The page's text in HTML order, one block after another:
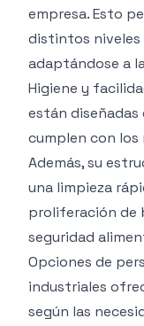
empresa. Esto
distintos niveles
adaptándose a
Higiene y
están diseñadas
cumplen con los
Además, su
una limpieza
proliferación de
seguridad
Opciones de
industriales
según las